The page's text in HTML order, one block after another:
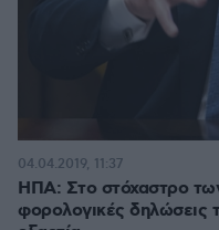
ΗΠΑ: Στο στόχαστρο
φορολογικές δηλώσεις
04.04.2019, 11:37